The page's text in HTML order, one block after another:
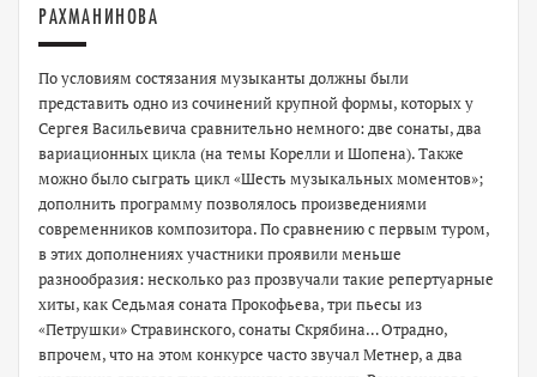
РАХМАНИНОВА
По условиям состязания музыканты должны были
представить одно из сочинений крупной формы, которых у
Сергея Васильевича сравнительно немного: две сонаты, два
вариационных цикла (на темы Корелли и Шопена). Также
можно было сыграть цикл «Шесть музыкальных моментов»;
дополнить программу позволялось произведениями
современников композитора. По сравнению с первым туром,
в этих дополнениях участники проявили меньше
разнообразия: несколько раз прозвучали такие репертуарные
хиты, как Седьмая соната Прокофьева, три пьесы из
«Петрушки» Стравинского, сонаты Скрябина… Отрадно,
впрочем, что на этом конкурсе часто звучал Метнер, а два